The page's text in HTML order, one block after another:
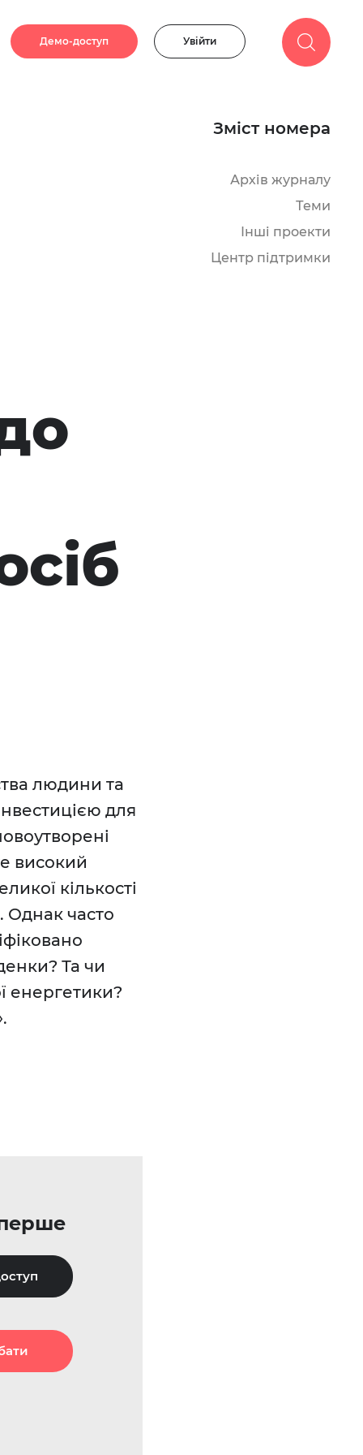
Демо-доступ Увійти
Зміст номера
Архів журналу
Теми
Інші проекти
Центр підтримки
людини та
для
високий
кількості
Однак часто
Та чи
енергетики?